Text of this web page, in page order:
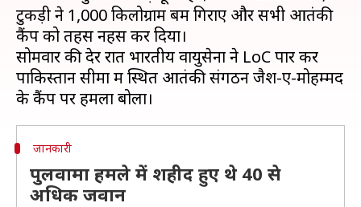
टुकड़ी ने 1,000 किलोग्राम बम गिराए और सभी आतंकी
कैंप को तहस नहस कर दिया।
सोमवार की देर रात भारतीय वायुसेना ने LoC पार कर
पाकिस्तान सीमा में स्थित आतंकी संगठन जैश-ए-मोहम्मद
जानकारी
पुलवामा हमले में शहीद हुए थे 40 से
अधिक जवान